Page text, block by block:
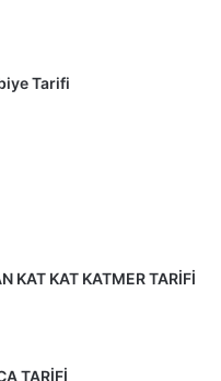
Tarifi
KAT KAT KATMER TARİFİ
TARİFİ